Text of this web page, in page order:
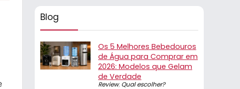
Blog
Os 5 Melhores Bebedouros
de Água para Comprar em
2026: Modelos que Gelam
de Verdade
Review, Qual escolher?